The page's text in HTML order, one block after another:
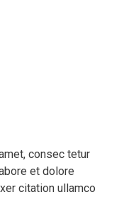
consec tetur
et dolore
citation ullamco